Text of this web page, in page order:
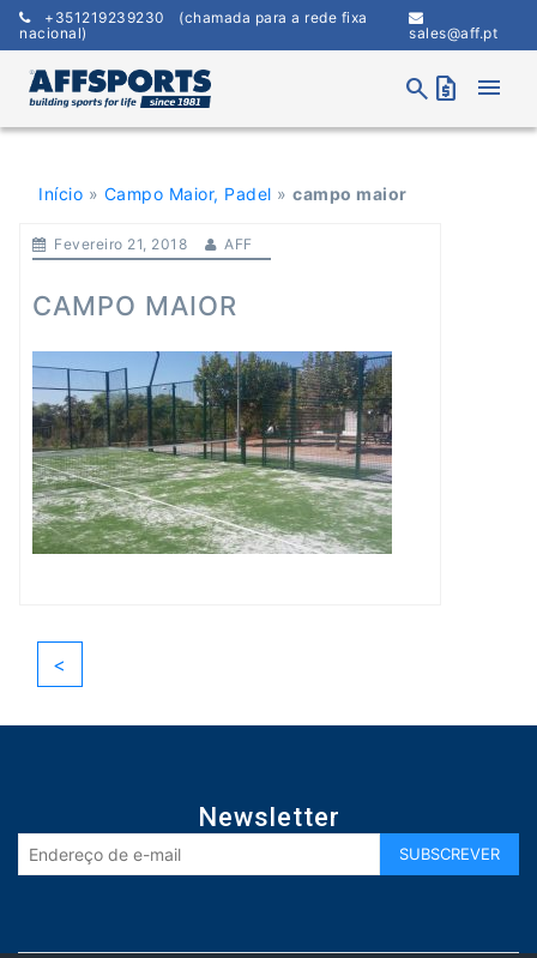
Skip
content
+351219239230 (chamada para a rede fixa
nacional)
sales@aff.pt
search request_quote menu
Início » Campo Maior, Padel » campo maior
Fevereiro 21, 2018 AFF
CAMPO MAIOR
<
Newsletter